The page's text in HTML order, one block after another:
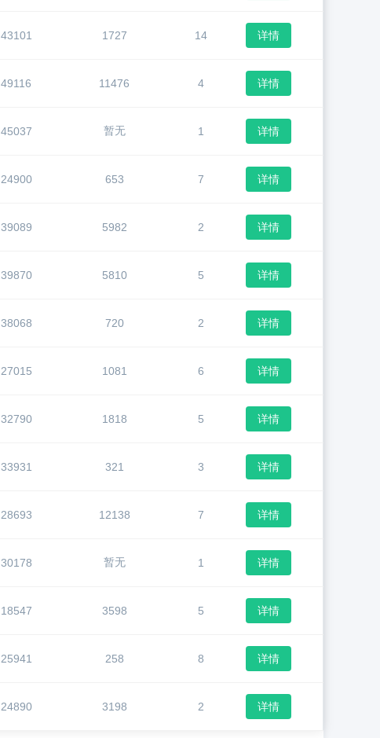
43101 1727 14 详情
49116 11476 4 详情
45037 暂无 1 详情
24900 653 7 详情
39089 5982 2 详情
39870 5810 5 详情
38068 720 2 详情
27015 1081 6 详情
32790 1818 5 详情
33931 321 3 详情
28693 12138 7 详情
30178 暂无 1 详情
18547 3598 5 详情
25941 258 8 详情
24890 3198 2 详情